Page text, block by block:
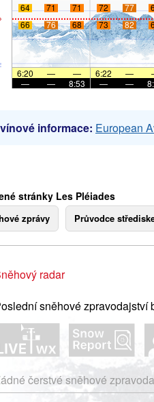
64 71 71 72 77
66
76 68 73 82
6:20 — — 6:22 —
—
— 8:53 — —
informace: European
stránky Les Pléiades
zprávy Průvodce
radar
sněhové zpravodajství
čerstvé sněhové